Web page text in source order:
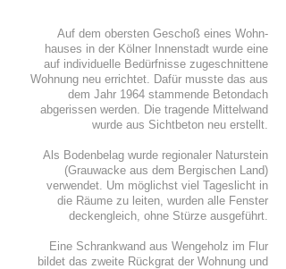
Auf dem obersten Geschoß eines Wohn-
hauses in der Kölner Innenstadt wurde eine
auf individuelle Bedürfnisse zugeschnittene
Wohnung neu errichtet. Dafür musste das aus
dem Jahr 1964 stammende Betondach
abgerissen werden. Die tragende Mittelwand
wurde aus Sichtbeton neu erstellt.
Als Bodenbelag wurde regionaler Naturstein
(Grauwacke aus dem Bergischen Land)
verwendet. Um möglichst viel Tageslicht in
die Räume zu leiten, wurden alle Fenster
deckengleich, ohne Stürze ausgeführt.
Eine Schrankwand aus Wengeholz im Flur
bildet das zweite Rückgrat der Wohnung und